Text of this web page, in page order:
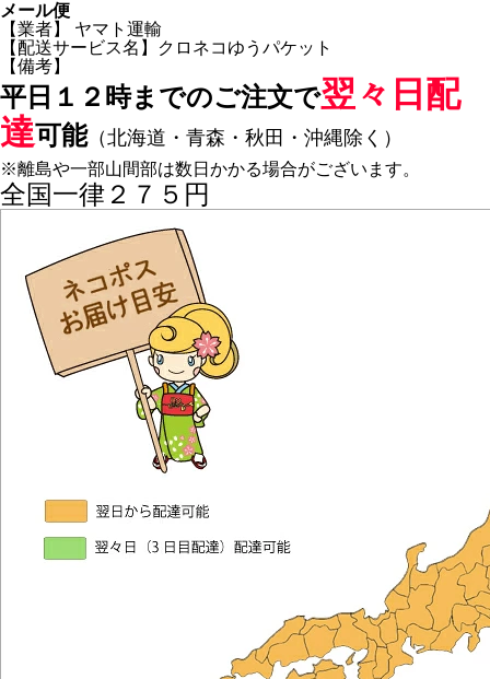
メール便
【業者】 ヤマト運輸
【配送サービス名】クロネコゆうパケット
【備考】
平日１２時までのご注文で翌々日配
達可能（北海道・青森・秋田・沖縄除く）
※離島や一部山間部は数日かかる場合がございます。
全国一律２７５円